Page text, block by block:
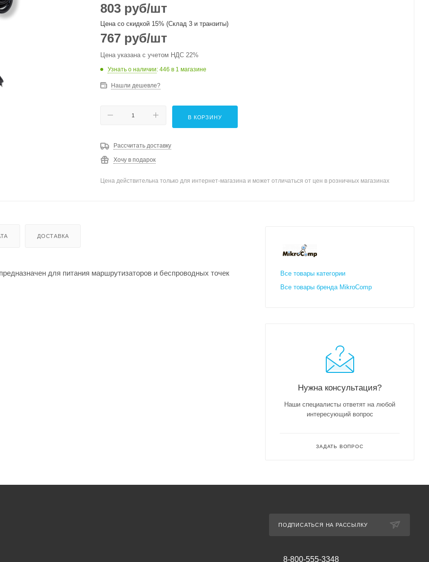
803 руб/шт
Цена со скидкой 15% (Склад 3 и транзиты)
767 руб/шт
Цена указана с учетом НДС 22%
Узнать о наличии: 446 в 1 магазине
Нашли дешевле?
В КОРЗИНУ
Рассчитать доставку
Хочу в подарок
Цена действительна только для интернет-магазина и может отличаться от цен в розничных магазинах
ДОСТАВКА
для питания маршрутизаторов и беспроводных точек
Все товары категории
Все товары бренда MikroComp
Нужна консультация?
Наши специалисты ответят на любой
интересующий вопрос
ЗАДАТЬ ВОПРОС
ПОДПИСАТЬСЯ НА РАССЫЛКУ
8-800-555-3348